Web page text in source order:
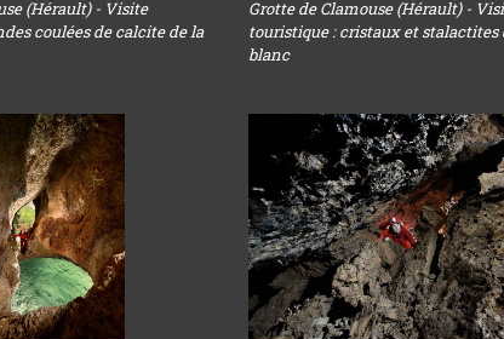
(Hérault) - Visite
coulées de calcite de la
Grotte de Clamouse (Hérault) -
touristique : cristaux et stalactites
blanc